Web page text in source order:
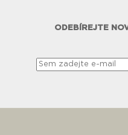
ODEBÍREJTE